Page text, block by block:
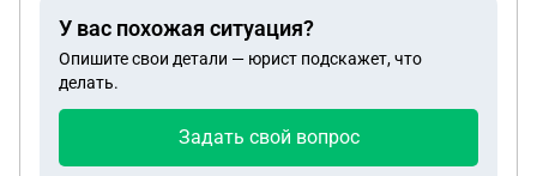
по деверенности дочери оформляет российские
документы права собственности (на руках сейчас
только украинские). Есть несколько вопросов: 1.
Какие есть риски в такой сделке? Какие
документы необходимо оформить мне и
У вас похожая ситуация?
Опишите свои детали — юрист подскажет, что
делать.
Задать свой вопрос